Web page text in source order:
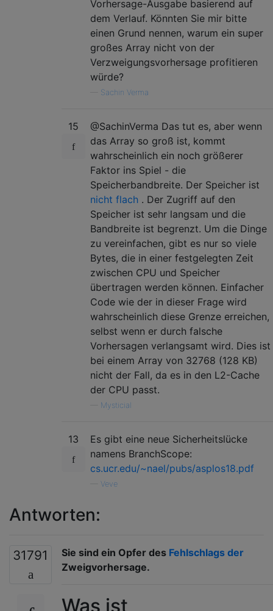
Vorhersage-Ausgabe basierend auf
dem Verlauf. Könnten Sie mir bitte
einen Grund nennen, warum ein super
großes Array nicht von der
Verzweigungsvorhersage profitieren
würde?
Sachin Verma
15
@SachinVerma Das tut es, aber wenn
das Array so groß ist, kommt
wahrscheinlich ein noch größerer
Faktor ins Spiel - die
Speicherbandbreite. Der Speicher ist
nicht flach . Der Zugriff auf den
Speicher ist sehr langsam und die
Bandbreite ist begrenzt. Um die Dinge
zu vereinfachen, gibt es nur so viele
Bytes, die in einer festgelegten Zeit
zwischen CPU und Speicher
übertragen werden können. Einfacher
Code wie der in dieser Frage wird
wahrscheinlich diese Grenze erreichen,
selbst wenn er durch falsche
Vorhersagen verlangsamt wird. Dies ist
bei einem Array von 32768 (128 KB)
nicht der Fall, da es in den L2-Cache
der CPU passt.
Mysticial
13
Es gibt eine neue Sicherheitslücke
namens BranchScope:
cs.ucr.edu/~nael/pubs/asplos18.pdf
Veve
Antworten:
31791 Sie sind ein Opfer des Fehlschlags der
Zweigvorhersage.
Was ist